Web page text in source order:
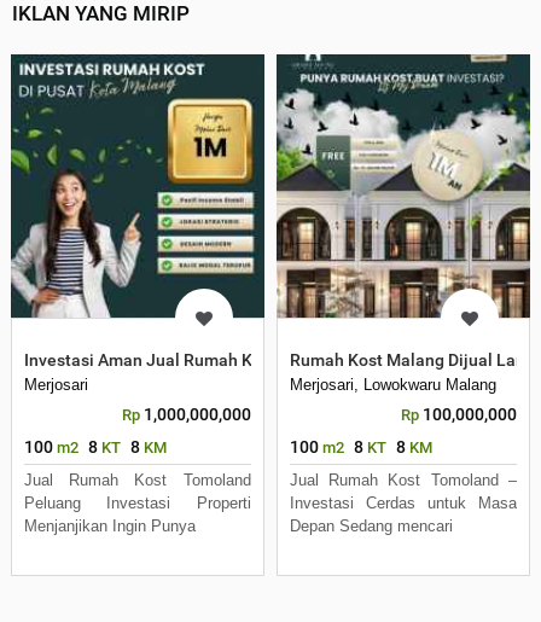
IKLAN YANG MIRIP
Investasi Aman Jual Rumah Kost Malang WA
Merjosari
Rp 1,000,000,000
100 m2 8 KT 8 KM
Jual Rumah Kost Tomoland
Peluang Investasi Properti
Menjanjikan Ingin Punya
Rumah Kost Malang Dijual
Merjosari, Lowokwaru Malang
Rp 100,000,000
100 m2 8 KT 8 KM
Jual Rumah Kost Tomoland –
Investasi Cerdas untuk Masa
Depan Sedang mencari